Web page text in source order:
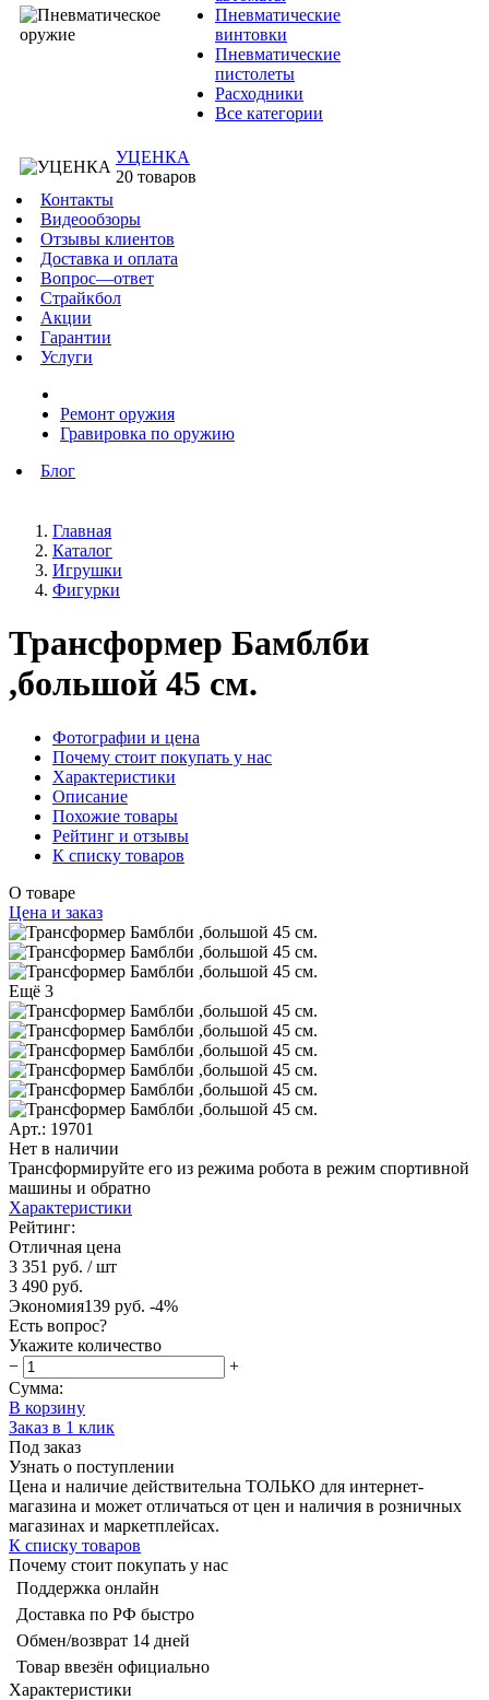
Пневматические
винтовки
Пневматические
пистолеты
Расходники
Все категории
УЦЕНКА
20 товаров
Контакты
Видеообзоры
Отзывы клиентов
Доставка и оплата
Вопрос—ответ
Страйкбол
Акции
Гарантии
Услуги
Ремонт оружия
Гравировка по оружию
Блог
Главная
Каталог
Игрушки
Фигурки
Трансформер Бамблби
,большой 45 см.
Фотографии и цена
Почему стоит покупать у нас
Характеристики
Описание
Похожие товары
Рейтинг и отзывы
К списку товаров
О товаре
Цена и заказ
Ещё 3
Арт.: 19701
Нет в наличии
Трансформируйте его из режима робота в режим спортивной
машины и обратно
Характеристики
Рейтинг:
Отличная цена
3 351 руб. / шт
3 490 руб.
Экономия139 руб. -4%
Есть вопрос?
Укажите количество
−
+
Сумма:
В корзину
Заказ в 1 клик
Под заказ
Узнать о поступлении
Цена и наличие действительна ТОЛЬКО для интернет-
магазина и может отличаться от цен и наличия в розничных
магазинах и маркетплейсах.
К списку товаров
Почему стоит покупать у нас
Поддержка онлайн
Доставка по РФ быстро
Обмен/возврат 14 дней
Товар ввезён официально
Характеристики